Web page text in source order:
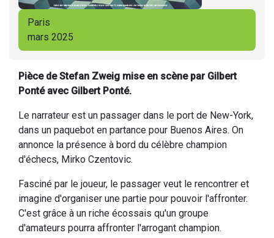
Paris
mars 2025
Pièce de Stefan Zweig mise en scène par Gilbert
Ponté avec Gilbert Ponté.
Le narrateur est un passager dans le port de New-York,
dans un paquebot en partance pour Buenos Aires. On
annonce la présence à bord du célèbre champion
d'échecs, Mirko Czentovic.
Fasciné par le joueur, le passager veut le rencontrer et
imagine d'organiser une partie pour pouvoir l'affronter.
C'est grâce à un riche écossais qu'un groupe
d'amateurs pourra affronter l'arrogant champion.